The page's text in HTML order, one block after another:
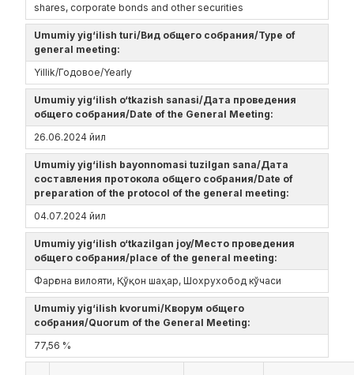
shares, corporate bonds and other securities
Umumiy yig‘ilish turi/Вид общего собрания/Type of
general meeting:
Yillik/Годовое/Yearly
Umumiy yig‘ilish o‘tkazish sanasi/Дата проведения
общего собрания/Date of the General Meeting:
26.06.2024 йил
Umumiy yig‘ilish bayonnomasi tuzilgan sana/Дата
составления протокола общего собрания/Date of
preparation of the protocol of the general meeting:
04.07.2024 йил
Umumiy yig‘ilish o‘tkazilgan joy/Место проведения
общего собрания/place of the general meeting:
Фарғона вилояти, Қўқон шаҳар, Шохрухобод кўчаси
Umumiy yig‘ilish kvorumi/Кворум общего
собрания/Quorum of the General Meeting:
77,56 %